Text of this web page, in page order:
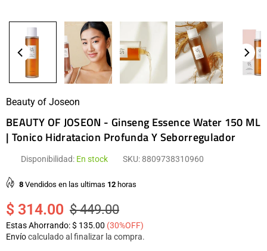
Beauty of Joseon
BEAUTY OF JOSEON - Ginseng Essence Water 150 ML
| Tonico Hidratacion Profunda Y Seborregulador
Disponibilidad: En stock SKU:8809738310960
8 Vendidos en las ultimas 12 horas
habitual
$ 314.00 $ 449.00
Estas Ahorrando:$ 135.00 (30%OFF)
Envíocalculado al finalizar la compra.